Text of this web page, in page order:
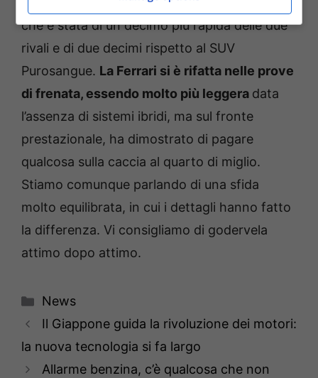
che è stata di un decimo più rapida delle due
rivali e di due decimi rispetto al SUV
Purosangue. La Ferrari si è rifatta nelle prove
di frenata, essendo molto più leggera data
l’assenza di sistemi ibridi, ma sul fronte
prestazionale, ha dimostrato di pagare
qualcosa sulla caccia al quarto di miglio.
Stiamo comunque parlando di una sfida
molto equilibrata, in cui i dettagli hanno fatto
la differenza. Vi consigliamo di godervela
attimo dopo attimo.
Categorie
News
Il Giappone guida la rivoluzione dei motori:
la nuova tecnologia si fa largo
Allarme benzina, c’è qualcosa che non